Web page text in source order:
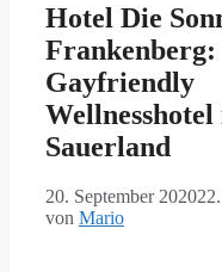
Hotel Die
Frankenberg:
Gayfriendly
Wellnesshotel
Sauerland
20. September 2020
von Mario